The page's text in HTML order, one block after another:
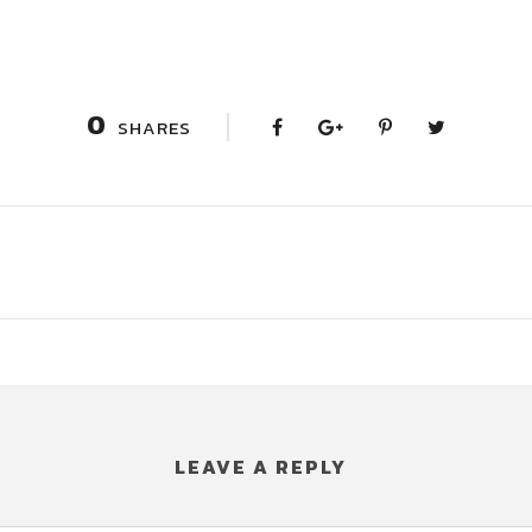
0 SHARES
LEAVE A REPLY